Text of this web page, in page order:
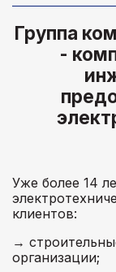
Группа
-
Уже более 14
клиентов:
→
организации;